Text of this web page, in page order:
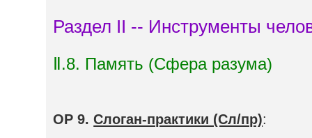
Раздел II -- Инструменты
Ⅱ.8. Память (Сфера разума)
ОР 9.Слоган-практики (Сл/пр):